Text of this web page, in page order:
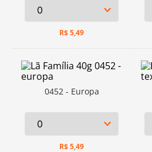
R$5,49
0452 - Europa
R$5,49